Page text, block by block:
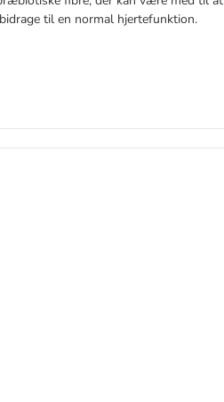
til en normal hjertefunktion.